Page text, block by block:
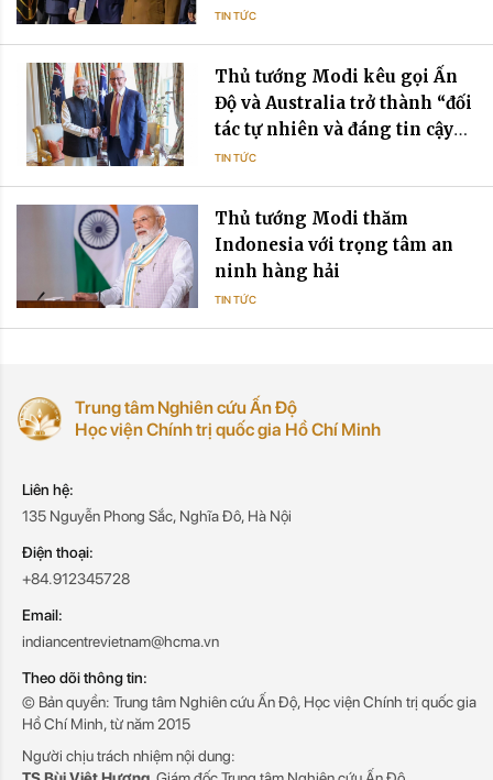
TIN TỨC
Thủ tướng Modi kêu gọi Ấn
Độ và Australia trở thành “đối
tác tự nhiên và đáng tin cậy”
trong bối cảnh bất ổn toàn cầu
TIN TỨC
Thủ tướng Modi thăm
Indonesia với trọng tâm an
ninh hàng hải
TIN TỨC
Trung tâm Nghiên cứu Ấn Độ
Học viện Chính trị quốc gia Hồ Chí Minh
Liên hệ:
135 Nguyễn Phong Sắc, Nghĩa Đô, Hà Nội
Điện thoại:
+84.912345728
Email:
indiancentrevietnam@hcma.vn
Theo dõi thông tin:
© Bản quyền: Trung tâm Nghiên cứu Ấn Độ, Học viện Chính trị quốc gia
Hồ Chí Minh, từ năm 2015
Người chịu trách nhiệm nội dung: